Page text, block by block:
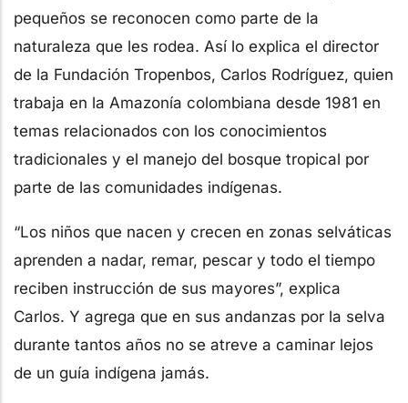
pequeños se reconocen como parte de la
naturaleza que les rodea. Así lo explica el director
de la Fundación Tropenbos, Carlos Rodríguez, quien
trabaja en la Amazonía colombiana desde 1981 en
temas relacionados con los conocimientos
tradicionales y el manejo del bosque tropical por
parte de las comunidades indígenas.
“Los niños que nacen y crecen en zonas selváticas
aprenden a nadar, remar, pescar y todo el tiempo
reciben instrucción de sus mayores”, explica
Carlos. Y agrega que en sus andanzas por la selva
durante tantos años no se atreve a caminar lejos
de un guía indígena jamás.